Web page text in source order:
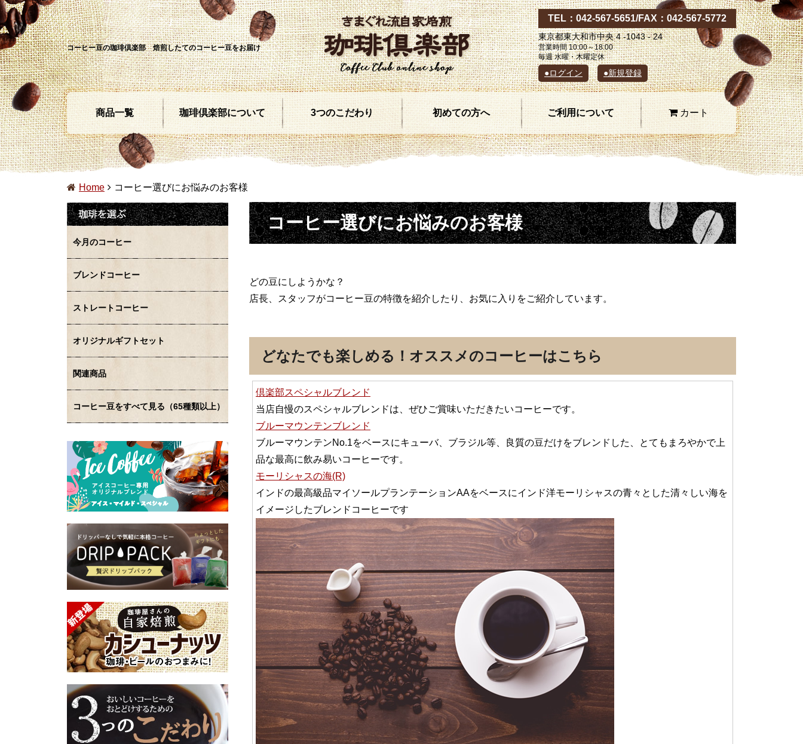
コーヒー豆の珈琲倶楽部 焙煎したてのコーヒー豆をお届け
TEL： 042-567-5651/FAX：042-567-5772
東京都東大和市中央 4 -1043 - 24
営業時間 10:00～18:00
毎週 水曜・木曜定休
●ログイン ●新規登録
商品一覧 珈琲倶楽部について 3つのこだわり 初めての方へ ご利用について カート
Home コーヒー選びにお悩みのお客様
コーヒー選びにお悩みのお客様
どの豆にしようかな？
店長、スタッフがコーヒー豆の特徴を紹介したり、お気に入りをご紹介しています。
どなたでも楽しめる！オススメのコーヒーはこちら
倶楽部スペシャルブレンド
当店自慢のスペシャルブレンドは、ぜひご賞味いただきたいコーヒーです。
ブルーマウンテンブレンド
ブルーマウンテンNo.1をベースにキューバ、ブラジル等、良質の豆だけをブレンドした、とてもまろやかで上
品な最高に飲み易いコーヒーです。
モーリシャスの海(R)
インドの最高級品マイソールプランテーションAAをベースにインド洋モーリシャスの青々とした清々しい海を
イメージしたブレンドコーヒーです
今月のコーヒー
ブレンドコーヒー
ストレートコーヒー
オリジナルギフトセット
関連商品
コーヒー豆をすべて見る（65種類以上）